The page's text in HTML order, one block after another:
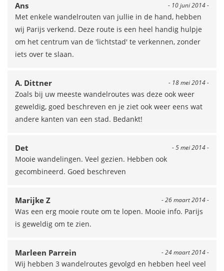
- 10 juni 2014 -
Ans
Met enkele wandelrouten van jullie in de hand, hebben
wij Parijs verkend. Deze route is een heel handig hulpje
om het centrum van de 'lichtstad' te verkennen, zonder
iets over te slaan.
- 18 mei 2014 -
A. Dittner
Zoals bij uw meeste wandelroutes was deze ook weer
geweldig, goed beschreven en je ziet ook weer eens wat
andere kanten van een stad. Bedankt!
- 5 mei 2014 -
Det
Mooie wandelingen. Veel gezien. Hebben ook
gecombineerd. Goed beschreven
- 26 maart 2014 -
Marijke Z
Was een erg mooie route om te lopen. Mooie info. Parijs
is geweldig om te zien.
- 24 maart 2014 -
Marleen Parrein
Wij hebben 3 wandelroutes gevolgd en hebben heel veel